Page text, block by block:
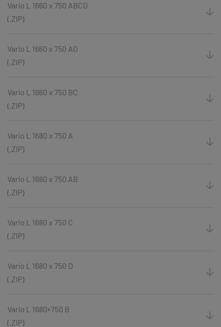
Vario L 1660 x 750 ABCD
(.ZIP)
Vario L 1660 x 750 AD
(.ZIP)
Vario L 1660 x 750 BC
(.ZIP)
Vario L 1680 x 750 A
(.ZIP)
Vario L 1680 x 750 AB
(.ZIP)
Vario L 1680 x 750 C
(.ZIP)
Vario L 1680 x 750 D
(.ZIP)
Vario L 1680×750 B
(.ZIP)